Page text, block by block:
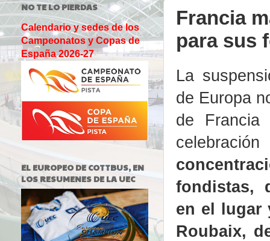
Francia
para sus
La
de Europa
de
fondistas,
en el lugar
Roubaix,
NO TE LO PIERDAS
Calendario y sedes de los
Campeonatos y Copas de
España 2026-27
EL EUROPEO DE COTTBUS, EN
LOS RESUMENES DE LA UEC